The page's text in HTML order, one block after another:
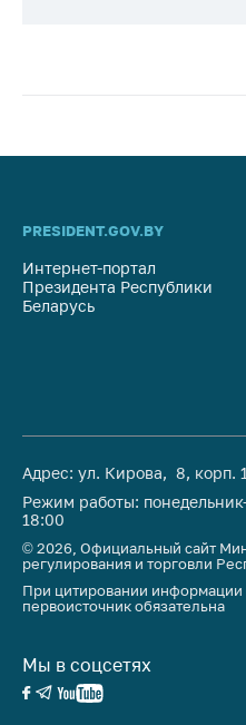
PRESIDENT.GOV.BY
Интернет-портал
Президента Республики
Беларусь
Адрес: ул. Кирова, 8, корп.
Режим работы:
18:00
© 2026, Официальный сайт
регулирования и торговли
При цитировании информации
первоисточник обязательна
Мы в соцсетях